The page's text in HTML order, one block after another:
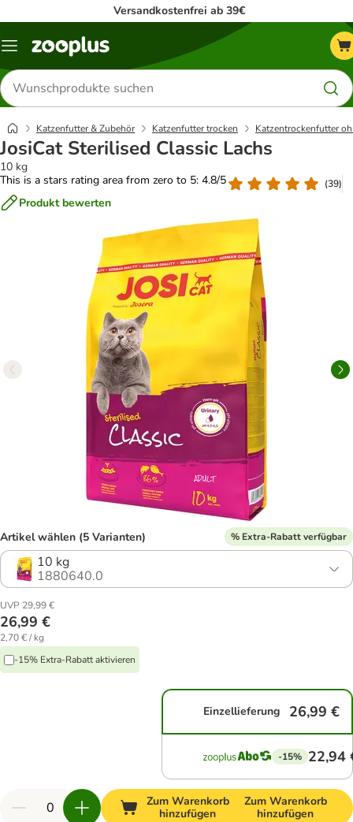
Versandkostenfrei ab 39€
Menü
Produkte
suchen
Katzenfutter & Zubehör Katzenfutter trocken Katzentrockenfutter
JosiCat Sterilised Classic Lachs
10 kg
This is a stars rating area from zero to 5: 4.8/5
(39)
Produkt bewerten
Artikel wählen (5 Varianten) % Extra-Rabatt verfügbar
10 kg
1880640.0
UVP 29,99 €
26,99 €
2,70 € / kg
-15% Extra-Rabatt aktivieren
Einzellieferung 26,99 €
-15% 22,94
Zum Warenkorb
hinzufügen
Zum Warenkorb
hinzufügen